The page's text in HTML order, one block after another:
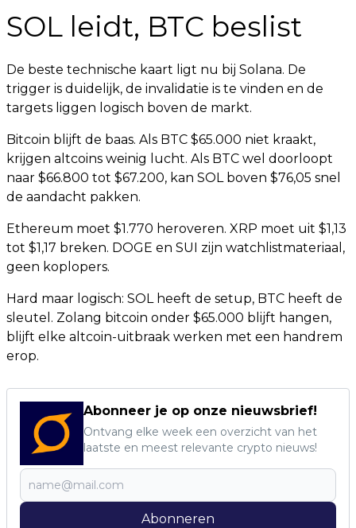
SOL leidt, BTC beslist
De beste technische kaart ligt nu bij Solana. De
trigger is duidelijk, de invalidatie is te vinden en de
targets liggen logisch boven de markt.
Bitcoin blijft de baas. Als BTC $65.000 niet kraakt,
krijgen altcoins weinig lucht. Als BTC wel doorloopt
naar $66.800 tot $67.200, kan SOL boven $76,05 snel
de aandacht pakken.
Ethereum moet $1.770 heroveren. XRP moet uit $1,13
tot $1,17 breken. DOGE en SUI zijn watchlistmateriaal,
geen koplopers.
Hard maar logisch: SOL heeft de setup, BTC heeft de
sleutel. Zolang bitcoin onder $65.000 blijft hangen,
blijft elke altcoin-uitbraak werken met een handrem
erop.
Abonneer je op onze nieuwsbrief!
Ontvang elke week een overzicht van het
laatste en meest relevante crypto nieuws!
Abonneren